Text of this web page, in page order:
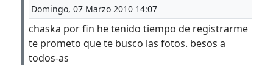
Domingo, 07 Marzo 2010 14:07
chaska por fin he tenido tiempo de registrarme
te prometo que te busco las fotos. besos a
todos-as